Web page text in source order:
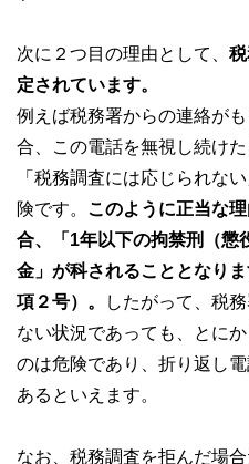
次に２つ目の理由として、
定されています。
例えば税務署からの連絡が
合、この電話を無視し続け
「税務調査には応じられな
険です。 このように正当な
合、「1年以下の拘禁刑（懲
金」が科されることとなり
項２号）。
したがって、税
ない状況であっても、とに
のは危険であり、折り返し
あるといえます。
なお、税務調査を拒んだ場